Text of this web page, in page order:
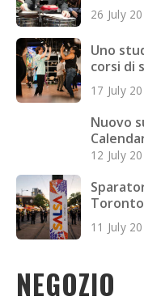
26 July
Uno
corsi di
17 July
Nuovo
Veloci e
12 July
11 July
NEGOZIO